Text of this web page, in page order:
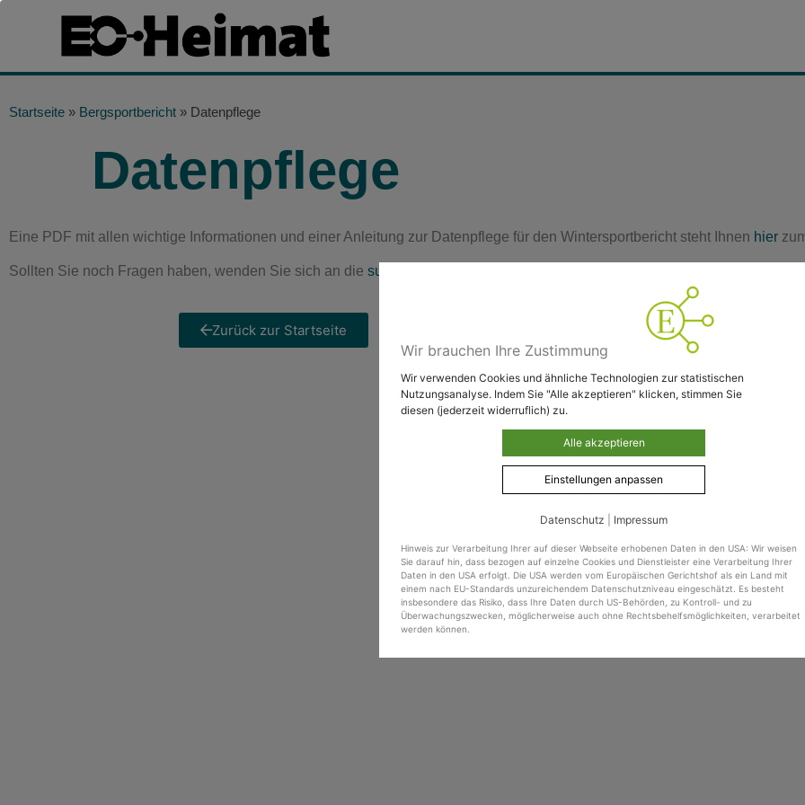
Startseite » Bergsportbericht » Datenpflege
Datenpflege
Eine PDF mit allen wichtige Informationen und einer Anleitung zur Datenpflege für den Wintersportbericht steht Ihnen hier
Sollten Sie noch Fragen haben, wenden Sie sich an die support@oya-media.de
Zurück zur Startseite
Wir brauchen Ihre Zustimmung
Wir verwenden Cookies und ähnliche Technologien zur statistischen
Nutzungsanalyse. Indem Sie "Alle akzeptieren" klicken, stimmen Sie
diesen (jederzeit widerruflich) zu.
Alle akzeptieren
Einstellungen anpassen
Datenschutz Impressum
Hinweis zur Verarbeitung Ihrer auf dieser Webseite erhobenen Daten in den USA: Wir weisen
Sie darauf hin, dass bezogen auf einzelne Cookies und Dienstleister eine Verarbeitung Ihrer
Daten in den USA erfolgt. Die USA werden vom Europäischen Gerichtshof als ein Land mit
einem nach EU-Standards unzureichendem Datenschutzniveau eingeschätzt. Es besteht
insbesondere das Risiko, dass Ihre Daten durch US-Behörden, zu Kontroll- und zu
Überwachungszwecken, möglicherweise auch ohne Rechtsbehelfsmöglichkeiten, verarbeitet
werden können.